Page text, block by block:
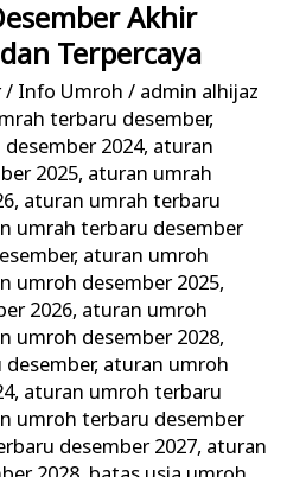
Akhir
Terpercaya
/ Info Umroh / admin alhijaz
terbaru desember,
2024, aturan
2025, aturan umrah
, aturan umrah terbaru
umrah terbaru desember
, aturan umroh
umroh desember 2025,
2026, aturan umroh
umroh desember 2028,
, aturan umroh
, aturan umroh terbaru
umroh terbaru desember
desember 2027, aturan